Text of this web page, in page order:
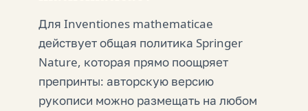
Для Inventiones mathematicae
действует общая политика Springer
Nature, которая прямо поощряет
препринты: авторскую версию
рукописи можно размещать на любом